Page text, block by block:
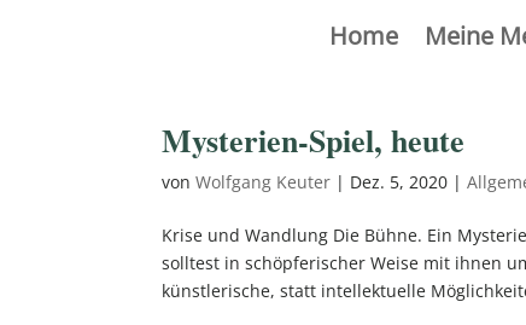
Home Meine
Mysterien-Spiel, heute
vonWolfgang Keuter | Dez. 5, 2020 |
Krise und Wandlung Die Bühne. Ein
solltest in schöpferischer Weise mit ihnen
künstlerische, statt intellektuelle